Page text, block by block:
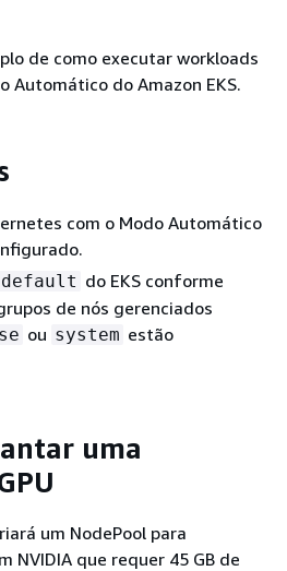
de como executar workloads
Automático do Amazon EKS.
com o Modo Automático
default do EKS conforme
de nós gerenciados
ou system estão
uma
um NodePool para
NVIDIA que requer 45 GB de